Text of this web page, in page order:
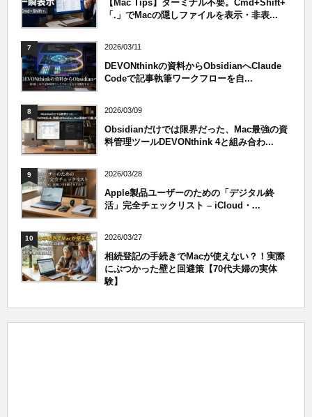
【Mac Tips】ターミナル不要。Cmd+Shift+
「.」でMacの隠しファイルを表示・非表...
7 2026/03/11
DEVONthinkの資料からObsidianへClaude
Codeで記事執筆ワークフローを自...
8 2026/03/09
Obsidianだけでは限界だった、Mac最強の資
料管理ツールDEVONthink 4と組み合わ...
9 2026/03/28
Apple製品ユーザーのための「デジタル終
活」完全チェックリスト – iCloud・...
10 2026/03/27
相続登記の手続きでMacが使えない？！実際
にぶつかった壁と回避策【70代夫婦の実体
験】